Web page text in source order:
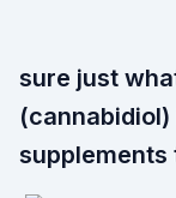
sure just
supplements